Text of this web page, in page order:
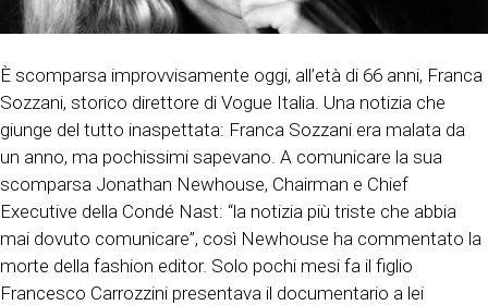
È scomparsa improvvisamente oggi, all’età di 66 anni, Franca
Sozzani, storico direttore di Vogue Italia. Una notizia che
giunge del tutto inaspettata: Franca Sozzani era malata da
un anno, ma pochissimi sapevano. A comunicare la sua
scomparsa Jonathan Newhouse, Chairman e Chief
Executive della Condé Nast: “la notizia più triste che abbia
mai dovuto comunicare”, così Newhouse ha commentato la
morte della fashion editor. Solo pochi mesi fa il figlio
Francesco Carrozzini presentava il documentario a lei